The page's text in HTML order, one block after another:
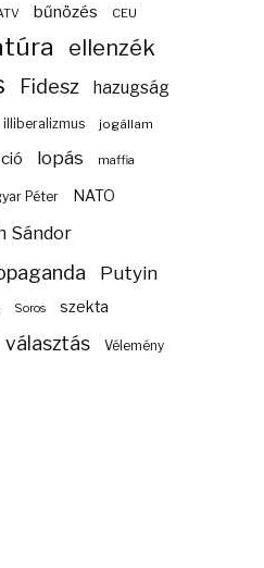
bűnözés CEU
ellenzék
Fidesz hazugság
illiberalizmus jogállam
lopás maffia
Péter NATO
Sándor
Putyin
Soros szekta
választás Vélemény